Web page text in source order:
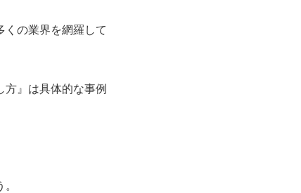
の業界を網羅して
方』は具体的な事例